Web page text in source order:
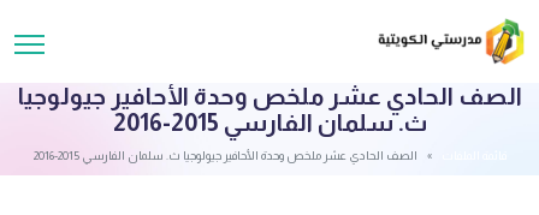
الصف الحادي عشر ملخص وحدة الأحافير جيولوجيا
ث. سلمان الفارسي 2015-2016
الصف الحادي عشر ملخص وحدة الأحافير جيولوجيا ث. سلمان الفارسي 2015-2016